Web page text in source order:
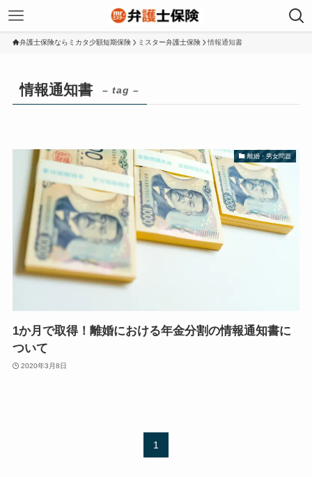
弁護士保険ならミカタ少額短期保険 ミスター弁護士保険 情報通知書
情報通知書 – tag –
離婚・男女問題
1か月で取得！離婚における年金分割の情報通知書に
ついて
2020年3月8日
1